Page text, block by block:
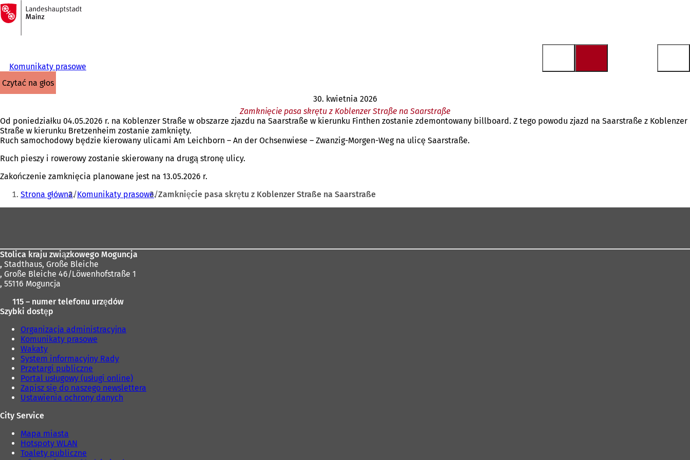
Przejdź do treści
Do
strony
głównej
Komunikaty prasowe
czytać na głos
30. kwietnia 2026
Zamknięcie pasa skrętu z Koblenzer Straße na Saarstraße
Od poniedziałku 04.05.2026 r. na Koblenzer Straße w obszarze zjazdu na Saarstraße w kierunku Finthen zostanie zdemontowany billboard. Z tego powodu zjazd na Saarstraße z Koblenzer
Straße w kierunku Bretzenheim zostanie zamknięty.
Ruch samochodowy będzie kierowany ulicami Am Leichborn – An der Ochsenwiese – Zwanzig-Morgen-Weg na ulicę Saarstraße.
Ruch pieszy i rowerowy zostanie skierowany na drugą stronę ulicy.
Zakończenie zamknięcia planowane jest na 13.05.2026 r.
Jesteś
tutaj:
Strona główna Komunikaty prasowe Zamknięcie pasa skrętu z Koblenzer Straße na Saarstraße
Stolica kraju związkowego Moguncja
, Stadthaus, Große Bleiche
, Große Bleiche 46/Löwenhofstraße 1
, 55116 Moguncja
115 – numer telefonu urzędów
Szybki dostęp
Organizacja administracyjna
Komunikaty prasowe
Wakaty
System informacyjny Rady
Przetargi publiczne
Portal usługowy (usługi online)
Zapisz się do naszego newslettera
Ustawienia ochrony danych
City Service
Mapa miasta
Hotspoty WLAN
Toalety publiczne